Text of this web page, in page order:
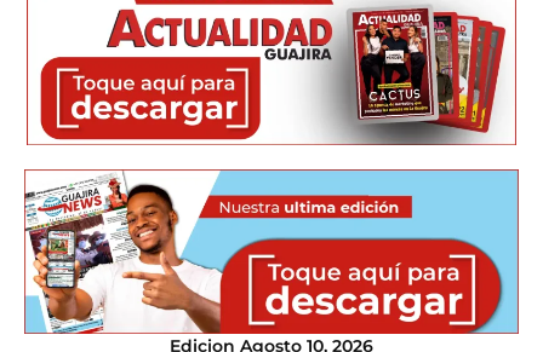
Edicion Agosto 10, 2026